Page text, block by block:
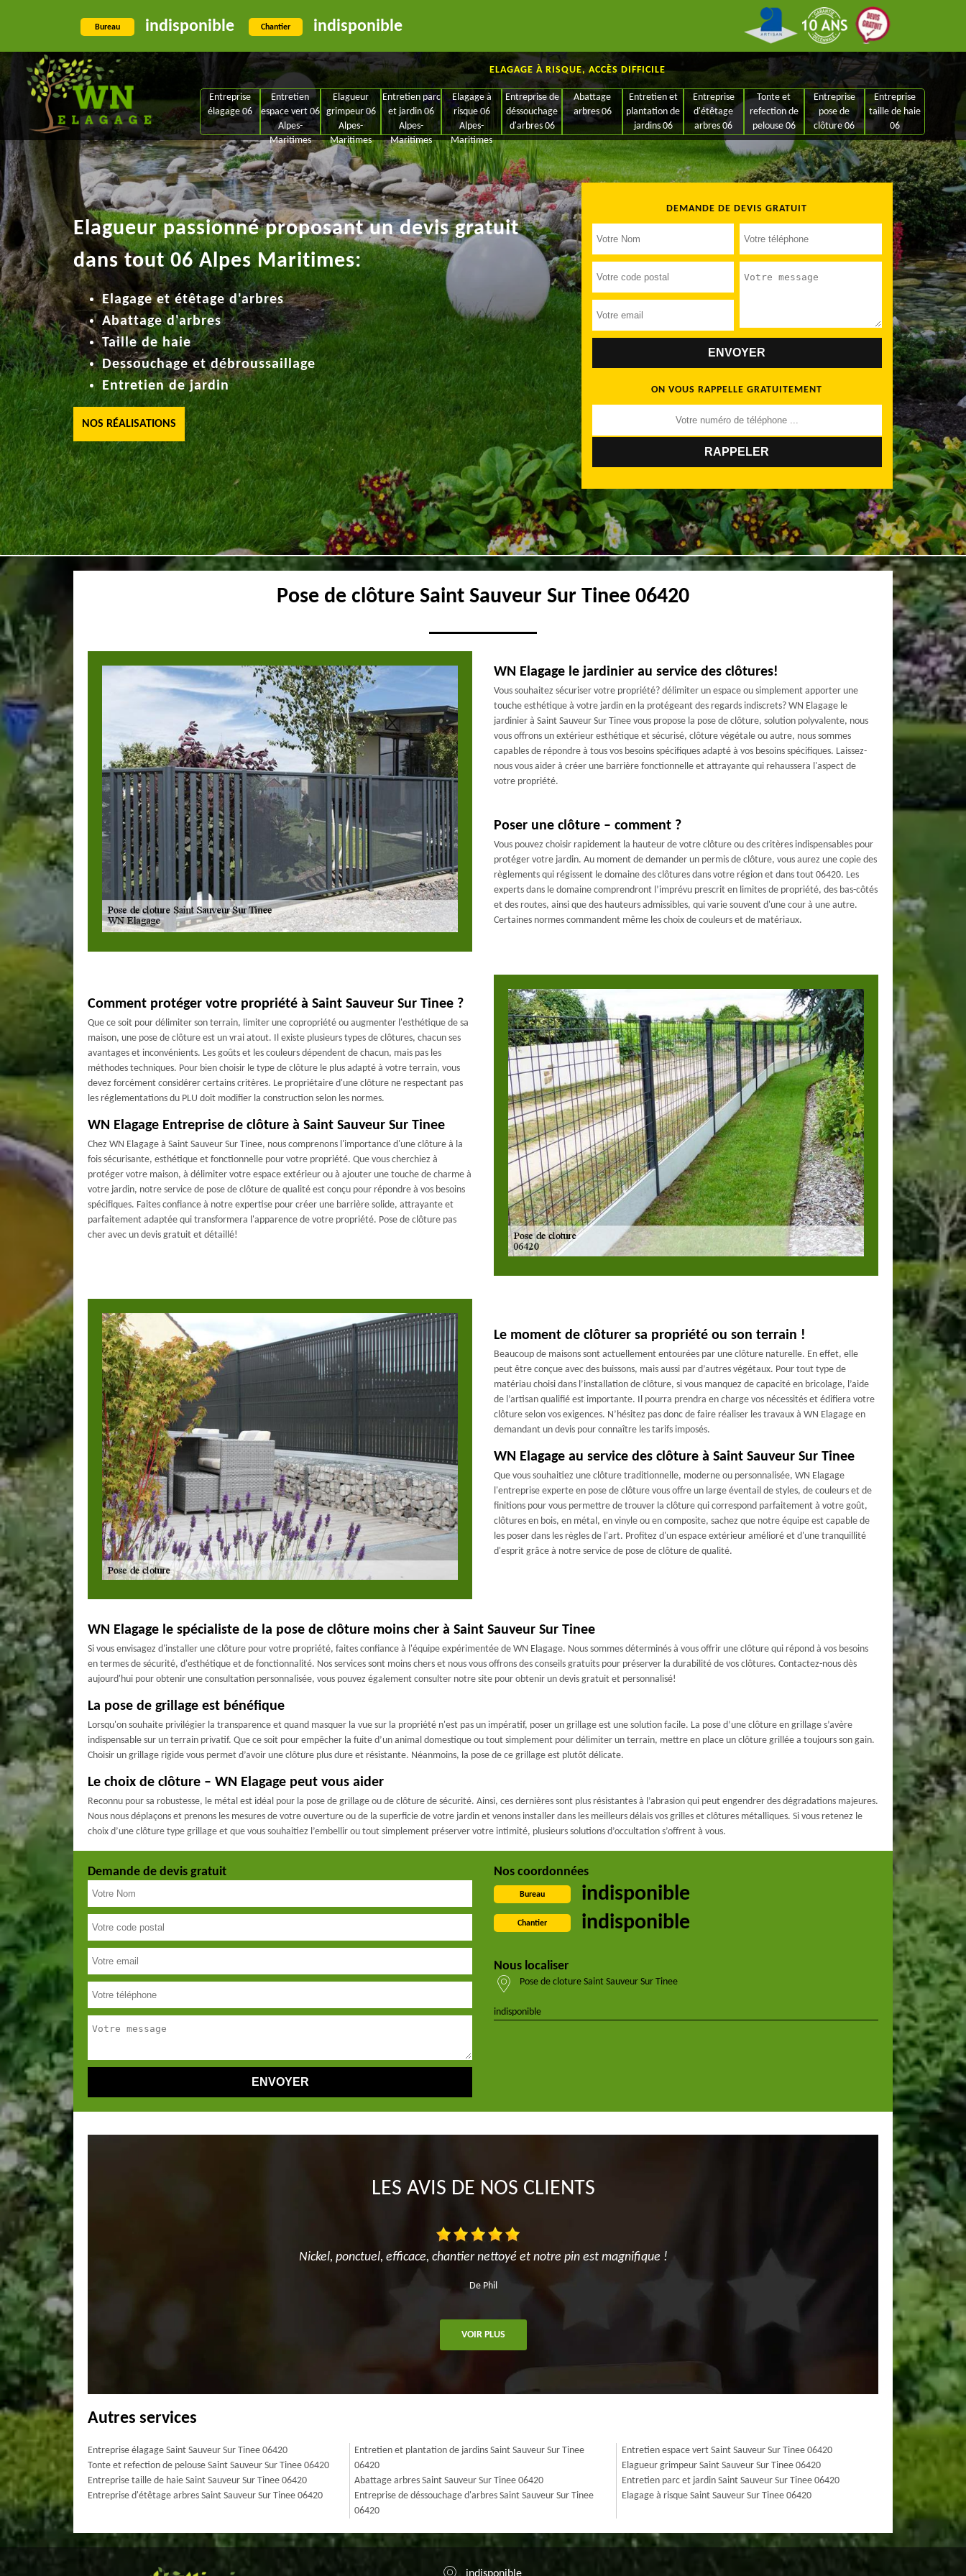
Bureau indisponible Chantier indisponible
ELAGAGE À RISQUE, ACCÈS DIFFICILE
Entreprise
élagage 06
Entretien
espace vert 06
Alpes-
Maritimes
Elagueur
grimpeur 06
Alpes-
Maritimes
Entretien parc
et jardin 06
Alpes-
Maritimes
Elagage à
risque 06
Alpes-
Maritimes
Entreprise de
déssouchage
d'arbres 06
Abattage
arbres 06
Entretien et
plantation de
jardins 06
Entreprise
d'étêtage
arbres 06
Tonte et
refection de
pelouse 06
Entreprise
pose de
clôture 06
Entreprise
taille de haie
06
DEMANDE DE DEVIS GRATUIT
ON VOUS RAPPELLE GRATUITEMENT
Elagueur passionné proposant un devis gratuit
dans tout 06 Alpes Maritimes:
Elagage et étêtage d'arbres
Abattage d'arbres
Taille de haie
Dessouchage et débroussaillage
Entretien de jardin
NOS RÉALISATIONS
Pose de clôture Saint Sauveur Sur Tinee 06420
WN Elagage le jardinier au service des clôtures!
Vous souhaitez sécuriser votre propriété? délimiter un espace ou simplement apporter une
touche esthétique à votre jardin en la protégeant des regards indiscrets? WN Elagage le
jardinier à Saint Sauveur Sur Tinee vous propose la pose de clôture, solution polyvalente, nous
vous offrons un extérieur esthétique et sécurisé, clôture végétale ou autre, nous sommes
capables de répondre à tous vos besoins spécifiques adapté à vos besoins spécifiques. Laissez-
nous vous aider à créer une barrière fonctionnelle et attrayante qui rehaussera l'aspect de
votre propriété.
Poser une clôture – comment ?
Vous pouvez choisir rapidement la hauteur de votre clôture ou des critères indispensables pour
protéger votre jardin. Au moment de demander un permis de clôture, vous aurez une copie des
règlements qui régissent le domaine des clôtures dans votre région et dans tout 06420. Les
experts dans le domaine comprendront l’imprévu prescrit en limites de propriété, des bas-côtés
et des routes, ainsi que des hauteurs admissibles, qui varie souvent d'une cour à une autre.
Certaines normes commandent même les choix de couleurs et de matériaux.
Comment protéger votre propriété à Saint Sauveur Sur Tinee ?
Que ce soit pour délimiter son terrain, limiter une copropriété ou augmenter l'esthétique de sa
maison, une pose de clôture est un vrai atout. Il existe plusieurs types de clôtures, chacun ses
avantages et inconvénients. Les goûts et les couleurs dépendent de chacun, mais pas les
méthodes techniques. Pour bien choisir le type de clôture le plus adapté à votre terrain, vous
devez forcément considérer certains critères. Le propriétaire d'une clôture ne respectant pas
les réglementations du PLU doit modifier la construction selon les normes.
WN Elagage Entreprise de clôture à Saint Sauveur Sur Tinee
Chez WN Elagage à Saint Sauveur Sur Tinee, nous comprenons l'importance d'une clôture à la
fois sécurisante, esthétique et fonctionnelle pour votre propriété. Que vous cherchiez à
protéger votre maison, à délimiter votre espace extérieur ou à ajouter une touche de charme à
votre jardin, notre service de pose de clôture de qualité est conçu pour répondre à vos besoins
spécifiques. Faites confiance à notre expertise pour créer une barrière solide, attrayante et
parfaitement adaptée qui transformera l'apparence de votre propriété. Pose de clôture pas
cher avec un devis gratuit et détaillé!
Le moment de clôturer sa propriété ou son terrain !
Beaucoup de maisons sont actuellement entourées par une clôture naturelle. En effet, elle
peut être conçue avec des buissons, mais aussi par d’autres végétaux. Pour tout type de
matériau choisi dans l’installation de clôture, si vous manquez de capacité en bricolage, l’aide
de l’artisan qualifié est importante. Il pourra prendra en charge vos nécessités et édifiera votre
clôture selon vos exigences. N’hésitez pas donc de faire réaliser les travaux à WN Elagage en
demandant un devis pour connaître les tarifs imposés.
WN Elagage au service des clôture à Saint Sauveur Sur Tinee
Que vous souhaitiez une clôture traditionnelle, moderne ou personnalisée, WN Elagage
l'entreprise experte en pose de clôture vous offre un large éventail de styles, de couleurs et de
finitions pour vous permettre de trouver la clôture qui correspond parfaitement à votre goût,
clôtures en bois, en métal, en vinyle ou en composite, sachez que notre équipe est capable de
les poser dans les règles de l'art. Profitez d'un espace extérieur amélioré et d'une tranquillité
d'esprit grâce à notre service de pose de clôture de qualité.
WN Elagage le spécialiste de la pose de clôture moins cher à Saint Sauveur Sur Tinee
Si vous envisagez d'installer une clôture pour votre propriété, faites confiance à l'équipe expérimentée de WN Elagage. Nous sommes déterminés à vous offrir une clôture qui répond à vos besoins
en termes de sécurité, d'esthétique et de fonctionnalité. Nos services sont moins chers et nous vous offrons des conseils gratuits pour préserver la durabilité de vos clôtures. Contactez-nous dès
aujourd'hui pour obtenir une consultation personnalisée, vous pouvez également consulter notre site pour obtenir un devis gratuit et personnalisé!
La pose de grillage est bénéfique
Lorsqu'on souhaite privilégier la transparence et quand masquer la vue sur la propriété n'est pas un impératif, poser un grillage est une solution facile. La pose d’une clôture en grillage s’avère
indispensable sur un terrain privatif. Que ce soit pour empêcher la fuite d’un animal domestique ou tout simplement pour délimiter un terrain, mettre en place un clôture grillée a toujours son gain.
Choisir un grillage rigide vous permet d’avoir une clôture plus dure et résistante. Néanmoins, la pose de ce grillage est plutôt délicate.
Le choix de clôture – WN Elagage peut vous aider
Reconnu pour sa robustesse, le métal est idéal pour la pose de grillage ou de clôture de sécurité. Ainsi, ces dernières sont plus résistantes à l’abrasion qui peut engendrer des dégradations majeures.
Nous nous déplaçons et prenons les mesures de votre ouverture ou de la superficie de votre jardin et venons installer dans les meilleurs délais vos grilles et clôtures métalliques. Si vous retenez le
choix d’une clôture type grillage et que vous souhaitiez l’embellir ou tout simplement préserver votre intimité, plusieurs solutions d’occultation s’offrent à vous.
Demande de devis gratuit Nos coordonnées
Bureau indisponible
Chantier indisponible
Nous localiser
Pose de cloture Saint Sauveur Sur Tinee
indisponible
LES AVIS DE NOS CLIENTS
Nickel, ponctuel, efficace, chantier nettoyé et notre pin est magnifique !
De Phil
VOIR PLUS
Autres services
Entreprise élagage Saint Sauveur Sur Tinee 06420
Tonte et refection de pelouse Saint Sauveur Sur Tinee 06420
Entreprise taille de haie Saint Sauveur Sur Tinee 06420
Entreprise d'étêtage arbres Saint Sauveur Sur Tinee 06420
Entretien et plantation de jardins Saint Sauveur Sur Tinee
06420
Abattage arbres Saint Sauveur Sur Tinee 06420
Entreprise de déssouchage d'arbres Saint Sauveur Sur Tinee
06420
Entretien espace vert Saint Sauveur Sur Tinee 06420
Elagueur grimpeur Saint Sauveur Sur Tinee 06420
Entretien parc et jardin Saint Sauveur Sur Tinee 06420
Elagage à risque Saint Sauveur Sur Tinee 06420
indisponible